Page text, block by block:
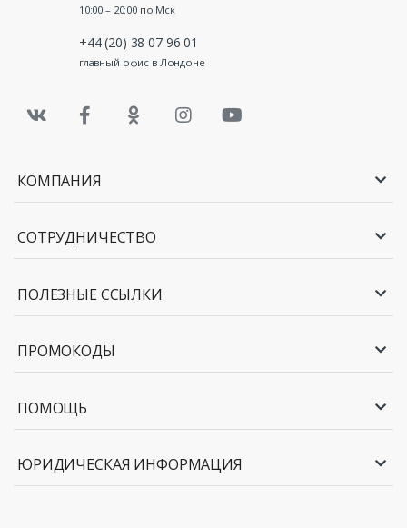
10:00 – 20:00 по Мск
+44 (20) 38 07 96 01
главный офис в Лондоне
КОМПАНИЯ
СОТРУДНИЧЕСТВО
ПОЛЕЗНЫЕ ССЫЛКИ
ПРОМОКОДЫ
ПОМОЩЬ
ЮРИДИЧЕСКАЯ ИНФОРМАЦИЯ